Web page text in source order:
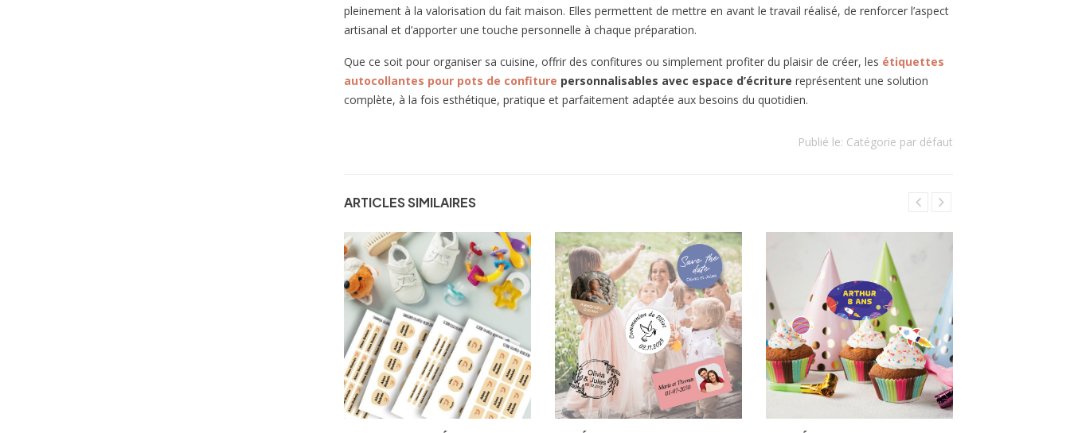
pleinement à la valorisation du fait maison. Elles permettent de mettre en avant le travail réalisé, de renforcer l’aspect
artisanal et d’apporter une touche personnelle à chaque préparation.
Que ce soit pour organiser sa cuisine, offrir des confitures ou simplement profiter du plaisir de créer, les étiquettes
autocollantes pour pots de confiture personnalisables avec espace d’écriture représentent une solution
complète, à la fois esthétique, pratique et parfaitement adaptée aux besoins du quotidien.
Publié le: Catégorie par défaut
ARTICLES SIMILAIRES